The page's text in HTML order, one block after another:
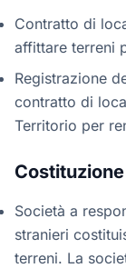
Contratto di
affittare terreni
Registrazione
contratto di
Territorio per
Società a
stranieri
terreni. La